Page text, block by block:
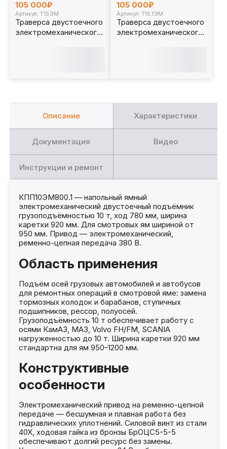
105 000₽
Артикул: Т15ЭМ
Траверса двустоечного
электромеханического
105 000₽
Артикул: Т15.1ЭМ
Траверса двустоечного
электромеханического
Описание Характеристики
Документация Видео
Инструкции и ремонт
КПП10ЭМ800.1 — напольный ямный
электромеханический двустоечный подъёмник
грузоподъёмностью 10 т, ход 780 мм, ширина
каретки 920 мм. Для смотровых ям шириной от
950 мм. Привод — электромеханический,
ременно-цепная передача 380 В.
Область применения
Подъём осей грузовых автомобилей и автобусов
для ремонтных операций в смотровой яме: замена
тормозных колодок и барабанов, ступичных
подшипников, рессор, полуосей.
Грузоподъёмность 10 т обеспечивает работу с
осями КамАЗ, МАЗ, Volvo FH/FM, SCANIA
нагруженностью до 10 т. Ширина каретки 920 мм
стандартна для ям 950–1200 мм.
Конструктивные
особенности
Электромеханический привод на ременно-цепной
передаче — бесшумная и плавная работа без
гидравлических уплотнений. Силовой винт из стали
40Х, ходовая гайка из бронзы БрОЦС5-5-5
обеспечивают долгий ресурс без замены.